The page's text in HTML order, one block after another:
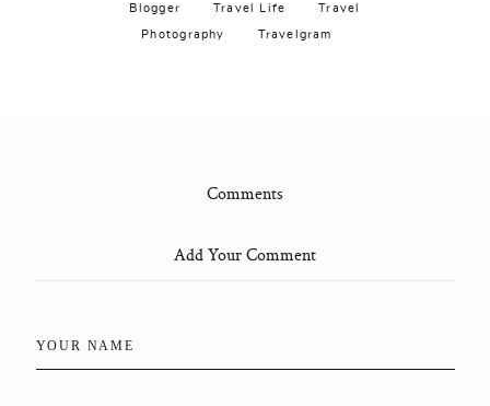
Blogger Travel Life Travel
Photography Travelgram
Comments
Add Your Comment
YOUR NAME